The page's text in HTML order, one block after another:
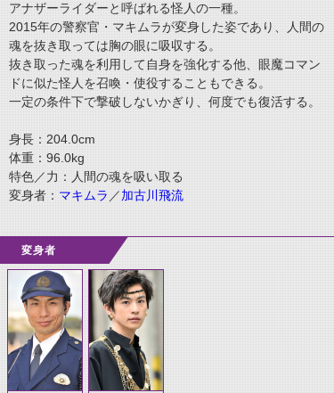
アナザーライダーと呼ばれる怪人の一種。
2015年の警察官・マキムラが変身した姿であり、人間の
魂を抜き取っては胸の眼に吸収する。
抜き取った魂を利用して自身を強化する他、眼魔コマン
ドに似た怪人を召喚・使役することもできる。
一定の条件下で撃破しないかぎり、何度でも復活する。
身長：204.0cm
体重：96.0kg
特色／力：人間の魂を吸い取る
変身者： マキムラ ／加古川飛流
変身者